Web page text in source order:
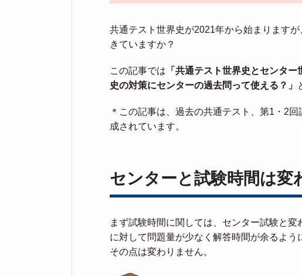
共通テスト世界史が2021年から始まります
きていますか？
この記事では 「共通テスト世界史とセンタ
史の対策にセンターの過去問って使える？」
＊この記事は、過去の共通テスト、第1・2
成されています。
センターと試験時間は変
まず試験時間に関しては、センター試験と
に対して問題量が少なく解答時間が余るよ
その点は変わりません。